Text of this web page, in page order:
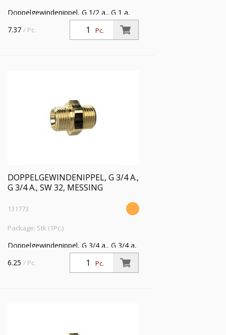
Doppelgewindenippel, G 1/2 a., G 1 a,
SW 38, Messing, Arbeitsdruck max. 25
bar, Betriebstemp. max. 150 °C
Pc.
7.37 / Pc.
DOPPELGEWINDENIPPEL, G 3/4 A.,
G 3/4 A., SW 32, MESSING
131773
Package: Stk (1Pc.)
Doppelgewindenippel, G 3/4 a., G 3/4 a,
SW 32, Messing, Arbeitsdruck max. 25
bar, Betriebstemp. max. 150 °C
Pc.
6.25 / Pc.